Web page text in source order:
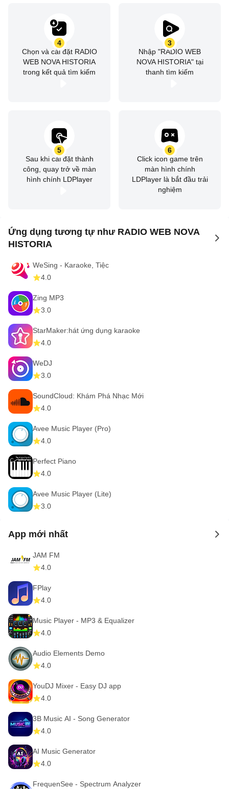
3
Nhập "RADIO WEB
NOVA HISTORIA" tại
thanh tìm kiếm
4
Chọn và cài đặt RADIO
WEB NOVA HISTORIA
trong kết quả tìm kiếm
5
Sau khi cài đặt thành
công, quay trở về màn
hình chính LDPlayer
6
Click icon game trên
màn hình chính
LDPlayer là bắt đầu trải
nghiệm
Ứng dụng tương tự như RADIO WEB NOVA
HISTORIA
to
WeSing - Karaoke, Tiệc
4.0
Zing MP3
3.0
StarMaker:hát ứng dụng karaoke
4.0
WeDJ
3.0
SoundCloud: Khám Phá Nhạc Mới
4.0
Avee Music Player (Pro)
4.0
Perfect Piano
4.0
Avee Music Player (Lite)
3.0
App mới nhất to
JAM FM
4.0
FPlay
4.0
Music Player - MP3 & Equalizer
4.0
Audio Elements Demo
4.0
YouDJ Mixer - Easy DJ app
4.0
3B Music AI - Song Generator
4.0
AI Music Generator
4.0
FrequenSee - Spectrum Analyzer